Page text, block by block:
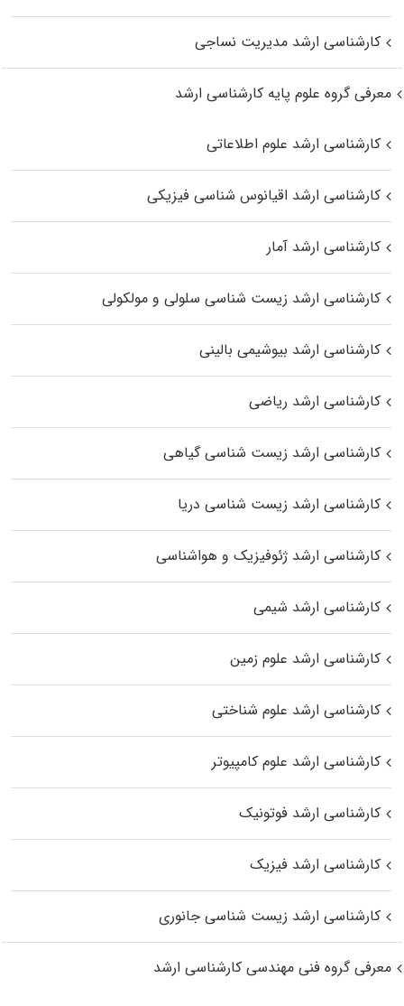
کارشناسی ارشد مدیریت نساجی
معرفی گروه علوم پایه کارشناسی ارشد
کارشناسی ارشد علوم اطلاعاتی
کارشناسی ارشد اقیانوس‌ شناسی فیزیکی
کارشناسی ارشد آمار
کارشناسی ارشد زیست شناسی سلولی و مولکولی
کارشناسی ارشد بیوشیمی بالینی
کارشناسی ارشد ریاضی
کارشناسی ارشد زیست‌ شناسی گیاهی
کارشناسی ارشد زیست‌ شناسی دریا
کارشناسی ارشد ژئوفیزیک و هواشناسی
کارشناسی ارشد شیمی
کارشناسی ارشد علوم زمین
کارشناسی ارشد علوم شناختی
کارشناسی ارشد علوم کامپیوتر
کارشناسی ارشد فوتونیک
کارشناسی ارشد فیزیک
کارشناسی ارشد زیست‌ شناسی جانوری
معرفی گروه فنی مهندسی کارشناسی ارشد